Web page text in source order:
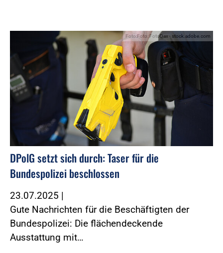
Foto:Foto: FotoDax - stock.adobe.com
DPolG setzt sich durch: Taser für die
Bundespolizei beschlossen
23.07.2025 |
Gute Nachrichten für die Beschäftigten der
Bundespolizei: Die flächendeckende
Ausstattung mit…